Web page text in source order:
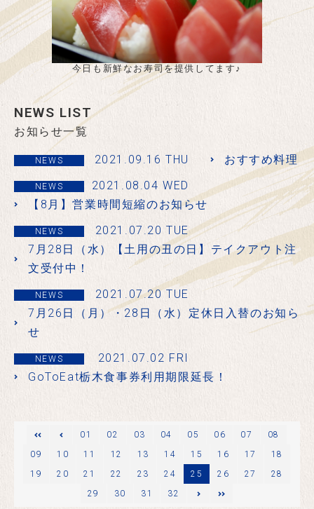
今日も新鮮なお寿司を提供してます♪
NEWS LIST
お知らせ一覧
NEWS 2021.09.16 THU おすすめ料理
NEWS
2021.08.04 WED
【8月】営業時間短縮のお知らせ
NEWS
2021.07.20 TUE
7月28日（水）【土用の丑の日】テイクアウト注
文受付中！
NEWS
2021.07.20 TUE
7月26日（月）・28日（水）定休日入替のお知ら
せ
NEWS
2021.07.02 FRI
GoToEat栃木食事券利用期限延長！
01 02 03 04 05 06 07
08
09
10 11 12 13 14 15 16 17
18
19
20 21 22 23 24 25 26 27
28
29
30 31 32
次のページ
最後